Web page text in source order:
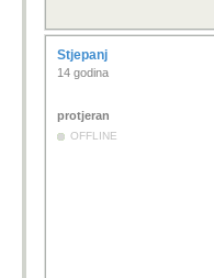
Stjepanj
14 godina
protjeran
OFFLINE